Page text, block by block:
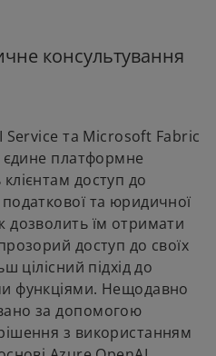
консультування
Service та Microsoft Fabric
єдине платформне
доступ до
та юридичної
дозволить їм отримати
доступ до своїх
цілісний підхід до
функціями. Нещодавно
за допомогою
з використанням